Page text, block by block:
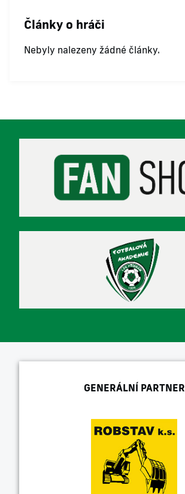
Články o hráči
Nebyly nalezeny žádné články.
GENERÁLNÍ PARTNER